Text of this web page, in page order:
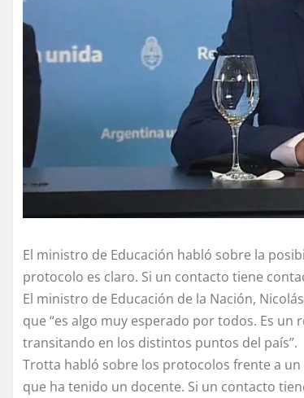
El ministro de Educación habló sobre la
protocolo es claro. Si un contacto tiene
El ministro de Educación de la Nación,
que “es algo muy esperado por todos. Es
transitando en los distintos puntos del país”.
Trotta habló sobre los protocolos frente a
que ha tenido un docente. Si un contacto